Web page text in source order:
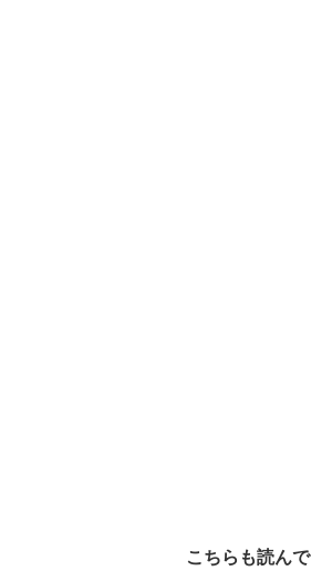
こちらも読んで